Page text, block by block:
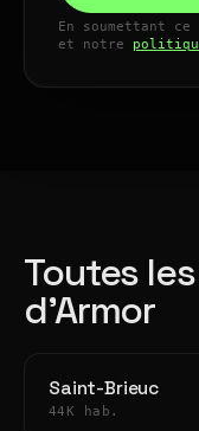
En soumettant
et notre
Toutes
d'Armor
Saint-Brieuc
44K hab.